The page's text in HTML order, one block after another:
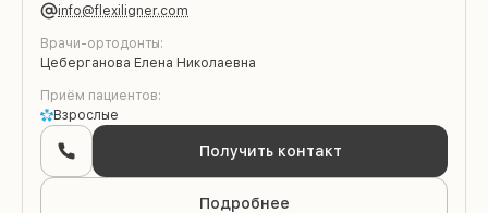
info@flexiligner.com
Врачи-ортодонты:
Цеберганова Елена Николаевна
Приём пациентов:
Взрослые
Получить контакт
Подробнее